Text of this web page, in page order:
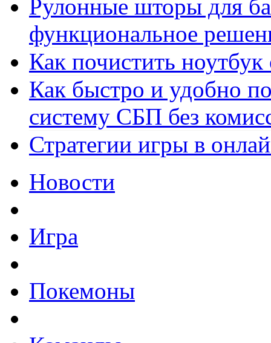
Рулонные шторы для
функциональное
Как почистить
Как быстро и удобно
систему СБП без
Стратегии игры в
Новости
Игра
Покемоны